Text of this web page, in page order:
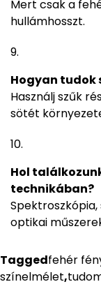
Mert csak a
hullámhosszt.
Hogyan tudok
Használj szűk
sötét
Hol
technikában?
optikai
Taggedfehér
színelmélet,